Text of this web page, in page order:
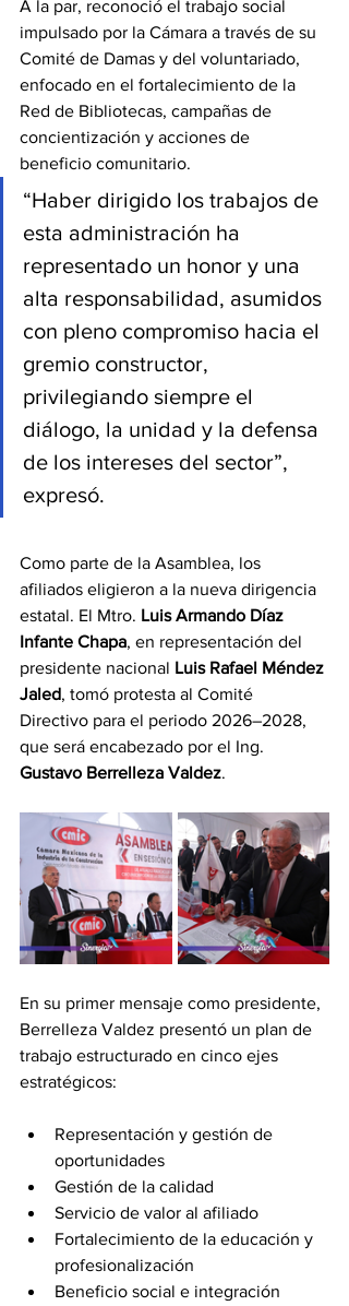
A la par, reconoció el trabajo social
impulsado por la Cámara a través de su
Comité de Damas y del voluntariado,
enfocado en el fortalecimiento de la
Red de Bibliotecas, campañas de
concientización y acciones de
beneficio comunitario.
“Haber dirigido los trabajos de
esta administración ha
representado un honor y una
alta responsabilidad, asumidos
con pleno compromiso hacia el
gremio constructor,
privilegiando siempre el
diálogo, la unidad y la defensa
de los intereses del sector”,
expresó.
Como parte de la Asamblea, los
afiliados eligieron a la nueva dirigencia
estatal. El Mtro. Luis Armando Díaz
Infante Chapa, en representación del
presidente nacional Luis Rafael Méndez
Jaled, tomó protesta al Comité
Directivo para el periodo 2026–2028,
que será encabezado por el Ing.
Gustavo Berrelleza Valdez.
En su primer mensaje como presidente,
Berrelleza Valdez presentó un plan de
trabajo estructurado en cinco ejes
estratégicos:
Representación y gestión de
oportunidades
Gestión de la calidad
Servicio de valor al afiliado
Fortalecimiento de la educación y
profesionalización
Beneficio social e integración